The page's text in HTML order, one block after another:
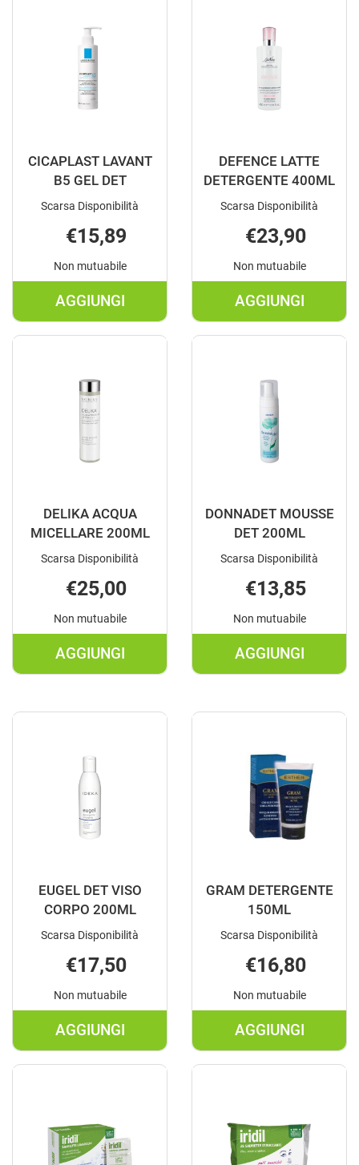
CARRELLO
CICAPLAST LAVANT
B5 GEL DET
Scarsa Disponibilità
€15,89
Non mutuabile
AGGIUNGI
AGGIUNGI CICAPLAST
LAVANT
GEL
DET AL
CARRELLO
DEFENCE LATTE
DETERGENTE 400ML
Scarsa Disponibilità
€23,90
Non mutuabile
AGGIUNGI
AGGIUNGI
LATTE
400ML AL
CARRELLO
DELIKA ACQUA
MICELLARE 200ML
Scarsa Disponibilità
€25,00
Non mutuabile
AGGIUNGI
AGGIUNGI DELIKA
MICELLARE
DONNADET MOUSSE
DET 200ML
Scarsa Disponibilità
€13,85
Non mutuabile
AGGIUNGI
AGGIUNGI
DET
CARRELLO
EUGEL DET VISO
CORPO 200ML
Scarsa Disponibilità
€17,50
Non mutuabile
AGGIUNGI
AGGIUNGI EUGEL
DET
200ML AL
CARRELLO
GRAM DETERGENTE
150ML
Scarsa Disponibilità
€16,80
Non mutuabile
AGGIUNGI
AGGIUNGI